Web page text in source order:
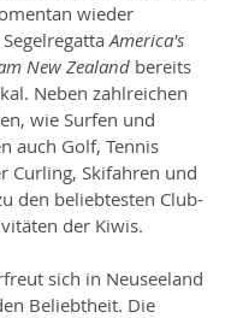
wieder
America's
New Zealand bereits
Neben zahlreichen
wie Surfen und
auch Golf, Tennis
Curling, Skifahren und
den beliebtesten Club-
der Kiwis.
sich in Neuseeland
Beliebtheit. Die